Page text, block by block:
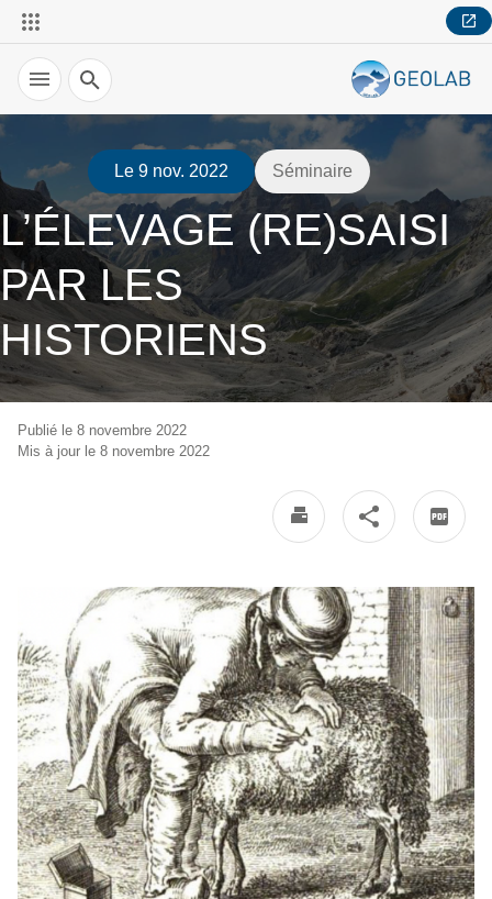
Recherche
Le 9 nov. 2022 Séminaire
L’ÉLEVAGE (RE)SAISI
PAR LES
HISTORIENS
Publié le 8 novembre 2022
Mis à jour le 8 novembre 2022